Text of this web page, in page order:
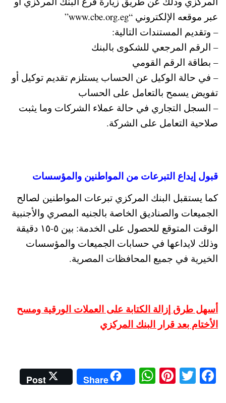
عبر موقعه الإلكتروني “www.cbe.org.eg”
– وتقديم المستندات التالية:
– الرقم المرجعي للشكوى بالبنك
– بطاقة الرقم القومي
– في حالة الوكيل عن الحساب يستلزم تقديم توكيل أو
تفويض يسمح بالتعامل على الحساب
– السجل التجاري في حالة عملاء الشركات وما يثبت
صلاحية التعامل على الشركة.
قبول إيداع التبرعات من المواطنين والمؤسسات
كما يستقبل البنك المركزي تبرعات المواطنين لصالح
الجميعات والصناديق الخاصة بالجنيه المصري والأجنبية
الوقت المتوقع للحصول على الخدمة: بين ٥-١٥ دقيقة
وذلك لايداعها في حسابات الجميعات والمؤسسات
الخيرية في جميع المحافظات المصرية.
أسهل طرق إزالة الكتابة على العملات الورقية ومسح
الأختام بعد قرار البنك المركزي
Fa
T
Pi
W
ha
Share
Post